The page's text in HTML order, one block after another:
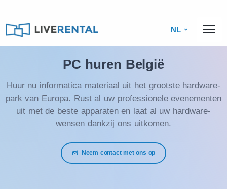
NL
PC huren België
Huur nu informatica materiaal uit het grootste hardware-
park van Europa. Rust al uw professionele evenementen
uit met de beste apparaten en laat al uw hardware-
wensen dankzij ons uitkomen.
Neem contact met ons op